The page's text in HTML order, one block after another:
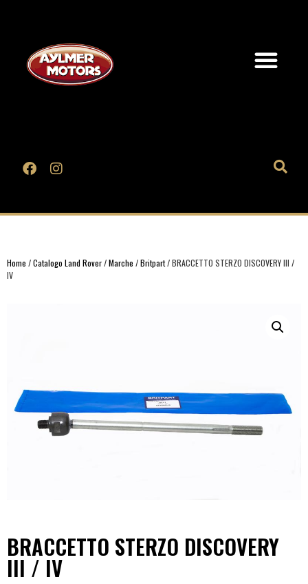
Home /Catalogo Land Rover/Marche /Britpart/ BRACCETTO STERZO DISCOVERY III /
IV
BRACCETTO STERZO DISCOVERY
III / IV